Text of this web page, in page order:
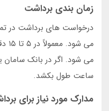
زمان بندی برداشت
درخواست های برداشت در
ساعت طول بکشد.
مدارک مورد نیاز برای